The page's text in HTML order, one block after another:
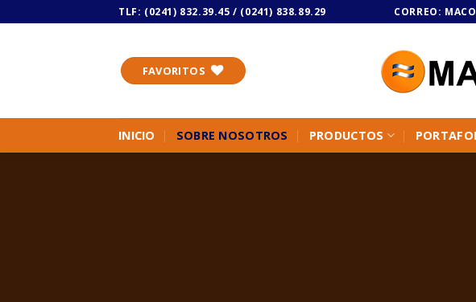
TLF: (0241) 832.39.45 / (0241) 838.89.29 CORREO:
FAVORITOS
INICIO SOBRE NOSOTROS PRODUCTOS